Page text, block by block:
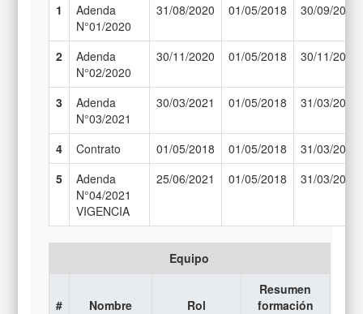
1
Adenda
N°01/2020
31/08/2020 01/05/2018 30/09/2020
2
Adenda
N°02/2020
30/11/2020 01/05/2018 30/11/2020
3
Adenda
N°03/2021
30/03/2021 01/05/2018 31/03/2021
4 Contrato 01/05/2018 01/05/2018
31/03/2020
5
Adenda
N°04/2021
VIGENCIA
25/06/2021 01/05/2018 31/03/2021
Equipo
# Nombre Rol
Resumen
formación